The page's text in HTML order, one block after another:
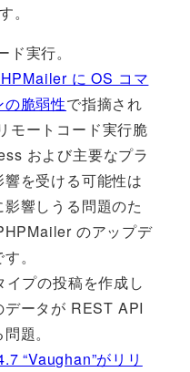
。
実行。
に OS コマ
脆弱性で指摘され
モートコード実行脆
および主要なプラ
を受ける可能性は
響しうる問題のた
のアップデ
。
プの投稿を作成し
ータが REST API
題。
“Vaughan”がリリ